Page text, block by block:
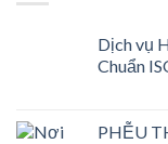
Dịch vụ
Chuẩn
PHỄU